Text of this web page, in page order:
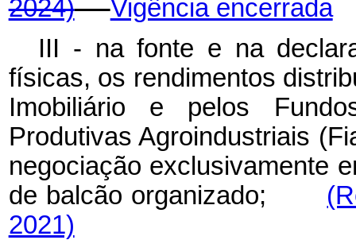
2024)
Vigência encerrada
III - na fonte e na
físicas, os rendimentos
Imobiliário e pelos
Produtivas Agroindustriais
negociação exclusivamente
de balcão organizado;
2021)